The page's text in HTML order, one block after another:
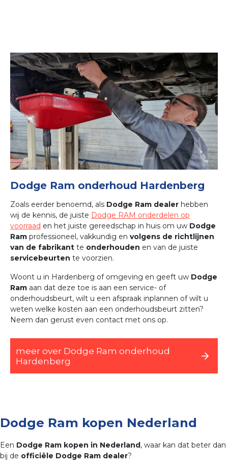
Dodge Ram onderhoud Hardenberg
Zoals eerder benoemd, als Dodge Ram dealer hebben
wij de kennis, de juiste Dodge RAM onderdelen op
voorraad en het juiste gereedschap in huis om uw Dodge
Ram professioneel, vakkundig en volgens de richtlijnen
van de fabrikant te onderhouden en van de juiste
servicebeurten te voorzien.
Woont u in Hardenberg of omgeving en geeft uw Dodge
Ram aan dat deze toe is aan een service- of
onderhoudsbeurt, wilt u een afspraak inplannen of wilt u
weten welke kosten aan een onderhoudsbeurt zitten?
Neem dan gerust even contact met ons op.
meer over Dodge Ram onderhoud
Hardenberg
Dodge Ram kopen Nederland
Een Dodge Ram kopen in Nederland, waar kan dat beter dan
bij de officiële Dodge Ram dealer?